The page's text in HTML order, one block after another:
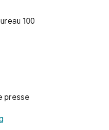
100
presse